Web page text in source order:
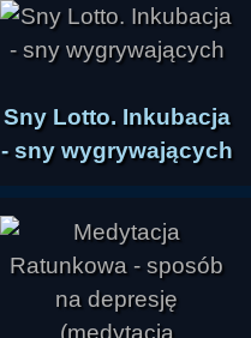
Sny Lotto. Inkubacja
- sny wygrywających